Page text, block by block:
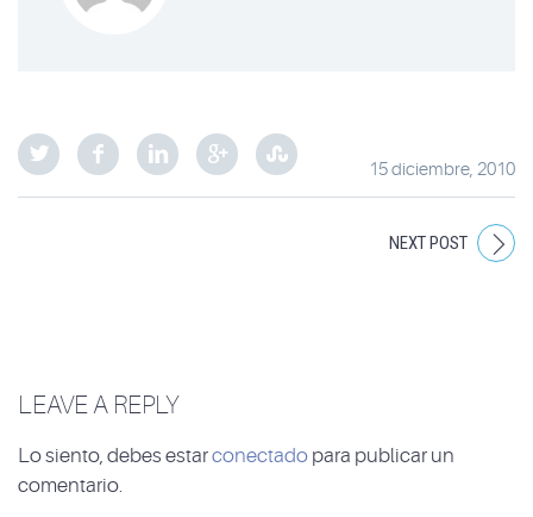
15 diciembre, 2010
NEXT POST
LEAVE A REPLY
Lo siento, debes estarconectado para publicar un
comentario.